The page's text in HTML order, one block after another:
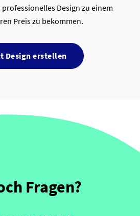
Design zu einem
Preis zu bekommen.
Design erstellen
Fragen?